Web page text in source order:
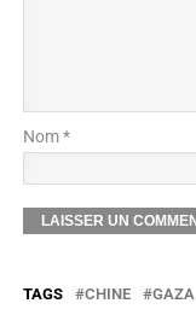
Nom *
TAGS CHINE GAZA